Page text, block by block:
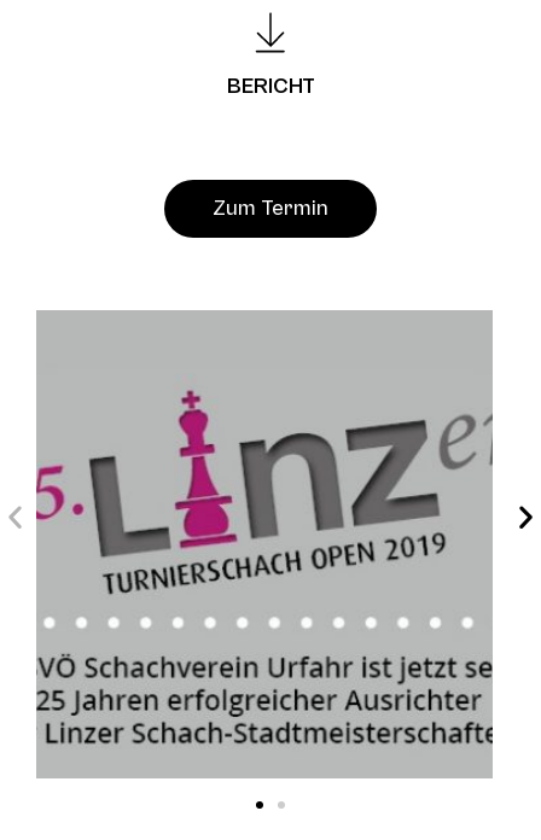
BERICHT
Zum Termin